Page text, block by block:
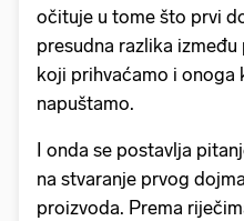
očituje u tome što prvi
presudna razlika između
koji prihvaćamo i onoga
napuštamo.
I onda se postavlja
na stvaranje prvog
proizvoda. Prema